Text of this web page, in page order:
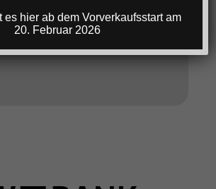
es hier ab dem Vorverkaufsstart am
20. Februar 2026